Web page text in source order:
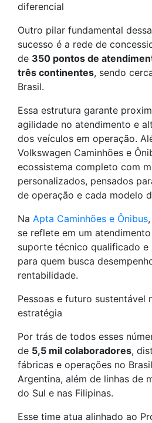
diferencial
Outro pilar fundamental
sucesso é a rede de
de 350 pontos de
três continentes, sendo
Brasil.
Essa estrutura garante
agilidade no atendimento e
dos veículos em operação.
Volkswagen Caminhões e
ecossistema completo com
personalizados, pensados
de operação e cada modelo
Na Apta Caminhões e Ônibus
se reflete em um
suporte técnico qualificado e
para quem busca
rentabilidade.
Pessoas e futuro sustentável
estratégia
Por trás de todos esses
de 5,5 mil colaboradores,
fábricas e operações no
Argentina, além de linhas de
do Sul e nas Filipinas.
Esse time atua alinhado ao